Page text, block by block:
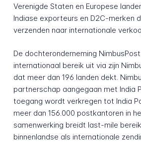
Verenigde Staten en Europese
Indiase exporteurs en D2C-merken
verzenden naar internationale
De dochteronderneming
internationaal bereik uit via zijn
dat meer dan 196 landen dekt.
partnerschap aangegaan met India
toegang wordt verkregen tot India
meer dan 156.000 postkantoren in
samenwerking breidt last-mile
binnenlandse als internationale